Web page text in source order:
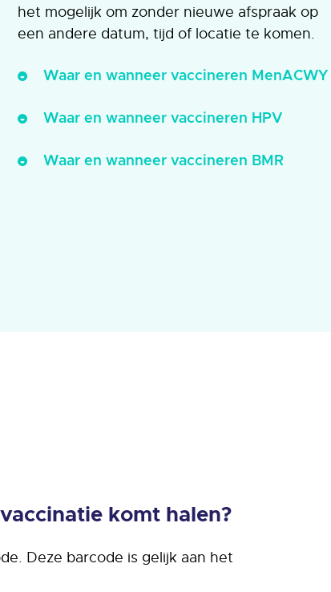
het mogelijk om zonder nieuwe afspraak op
een andere datum, tijd of locatie te komen.
Waar en wanneer vaccineren MenACWY
Waar en wanneer vaccineren HPV
Waar en wanneer vaccineren BMR
komt halen?
Deze barcode is gelijk aan het